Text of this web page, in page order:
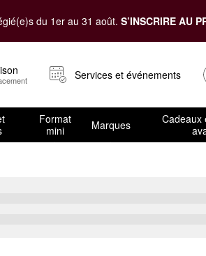
du 1er au 31 août. S’INSCRIRE AU
Services et événements
Format
mini
Marques
Cadeaux